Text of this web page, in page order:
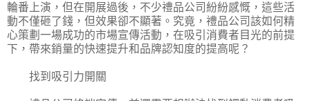
輪番上演，但在開展過後，不少禮品公司紛紛感慨，這些活
動不僅砸了錢，但效果卻不顯著。究竟，禮品公司該如何精
心策劃一場成功的市場宣傳活動，在吸引消費者目光的前提
下，帶來銷量的快速提升和品牌認知度的提高呢？
找到吸引力開關